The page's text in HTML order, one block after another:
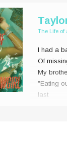
The Life of
I had a
Of
My
"Eating
last